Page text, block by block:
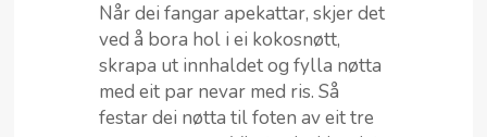
Når dei fangar apekattar, skjer det
ved å bora hol i ei kokosnøtt,
skrapa ut innhaldet og fylla nøtta
med eit par nevar med ris. Så
festar dei nøtta til foten av eit tre